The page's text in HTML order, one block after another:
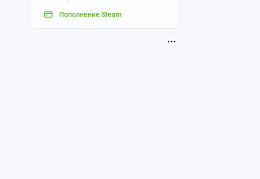
Пополнение Steam